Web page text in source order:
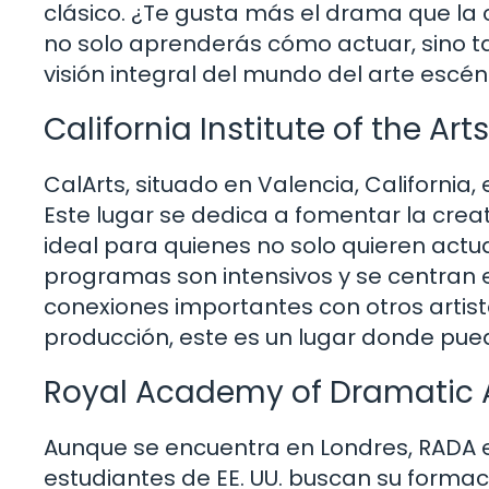
clásico. ¿Te gusta más el drama que
no solo aprenderás cómo actuar, sino
visión integral del mundo del arte
California Institute of the
CalArts, situado en Valencia,
Este lugar se dedica a fomentar la
ideal para quienes no solo quieren
programas son intensivos y se
conexiones importantes con otros
producción, este es un lugar donde
Royal Academy of Dramatic
Aunque se encuentra en Londres,
estudiantes de EE. UU. buscan su